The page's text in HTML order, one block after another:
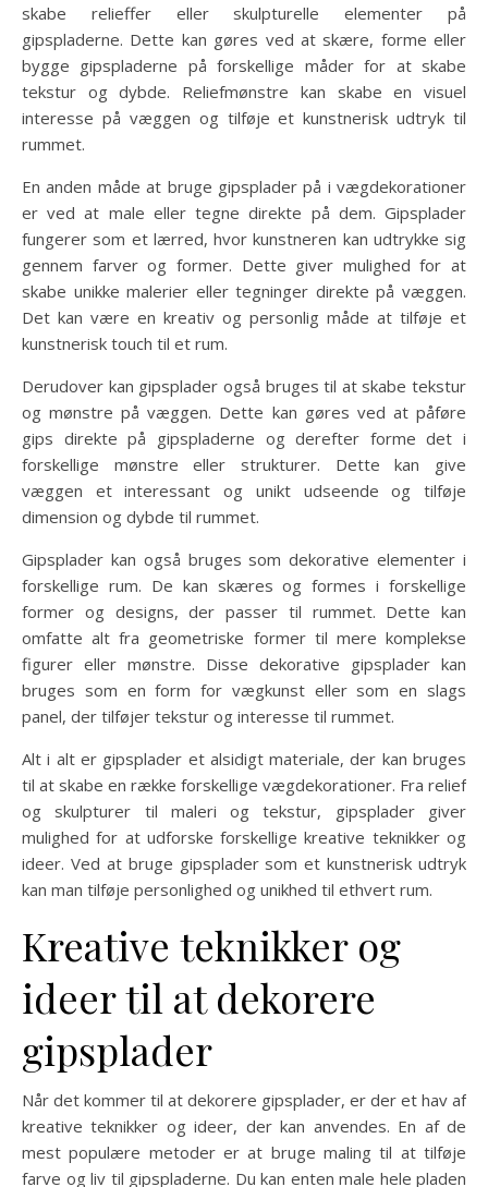
skabe relieffer eller skulpturelle elementer på
gipspladerne. Dette kan gøres ved at skære, forme eller
bygge gipspladerne på forskellige måder for at skabe
tekstur og dybde. Reliefmønstre kan skabe en visuel
interesse på væggen og tilføje et kunstnerisk udtryk til
rummet.
En anden måde at bruge gipsplader på i vægdekorationer
er ved at male eller tegne direkte på dem. Gipsplader
fungerer som et lærred, hvor kunstneren kan udtrykke sig
gennem farver og former. Dette giver mulighed for at
skabe unikke malerier eller tegninger direkte på væggen.
Det kan være en kreativ og personlig måde at tilføje et
kunstnerisk touch til et rum.
Derudover kan gipsplader også bruges til at skabe tekstur
og mønstre på væggen. Dette kan gøres ved at påføre
gips direkte på gipspladerne og derefter forme det i
forskellige mønstre eller strukturer. Dette kan give
væggen et interessant og unikt udseende og tilføje
dimension og dybde til rummet.
Gipsplader kan også bruges som dekorative elementer i
forskellige rum. De kan skæres og formes i forskellige
former og designs, der passer til rummet. Dette kan
omfatte alt fra geometriske former til mere komplekse
figurer eller mønstre. Disse dekorative gipsplader kan
bruges som en form for vægkunst eller som en slags
panel, der tilføjer tekstur og interesse til rummet.
Alt i alt er gipsplader et alsidigt materiale, der kan bruges
til at skabe en række forskellige vægdekorationer. Fra relief
og skulpturer til maleri og tekstur, gipsplader giver
mulighed for at udforske forskellige kreative teknikker og
ideer. Ved at bruge gipsplader som et kunstnerisk udtryk
kan man tilføje personlighed og unikhed til ethvert rum.
Kreative teknikker og
ideer til at dekorere
gipsplader
Når det kommer til at dekorere gipsplader, er der et hav af
kreative teknikker og ideer, der kan anvendes. En af de
mest populære metoder er at bruge maling til at tilføje
farve og liv til gipspladerne. Du kan enten male hele pladen